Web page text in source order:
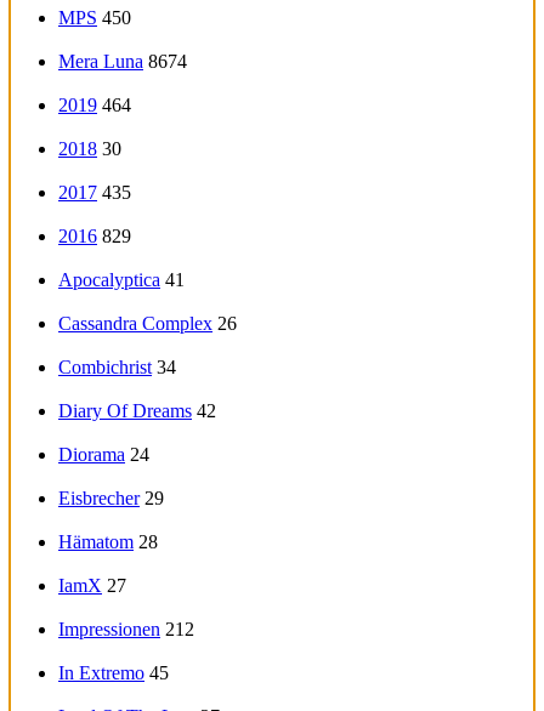
MPS 450
Mera Luna 8674
2019 464
2018 30
2017 435
2016 829
Apocalyptica 41
Cassandra Complex 26
Combichrist 34
Diary Of Dreams 42
Diorama 24
Eisbrecher 29
Hämatom 28
IamX 27
Impressionen 212
In Extremo 45